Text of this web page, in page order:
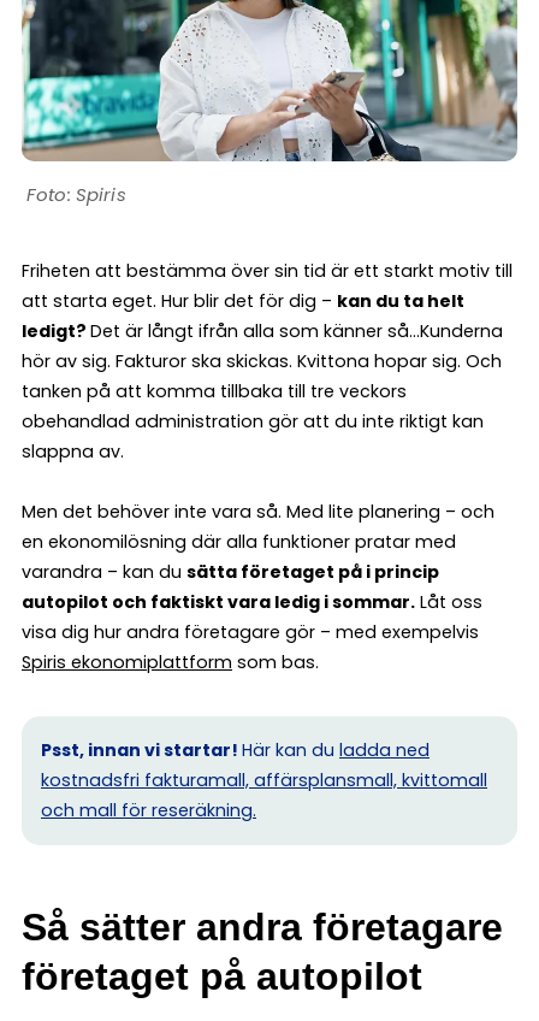
Spiris
Friheten att bestämma över sin tid är ett starkt motiv till
att starta eget. Hur blir det för dig – kan du ta helt
ledigt? Det är långt ifrån alla som känner så…Kunderna
hör av sig. Fakturor ska skickas. Kvittona hopar sig. Och
tanken på att komma tillbaka till tre veckors
obehandlad administration gör att du inte riktigt kan
slappna av.
Men det behöver inte vara så. Med lite planering – och
en ekonomilösning där alla funktioner pratar med
varandra – kan du sätta företaget på i princip
autopilot och faktiskt vara ledig i sommar. Låt oss
visa dig hur andra företagare gör – med exempelvis
Spiris ekonomiplattform som bas.
Psst, innan vi startar! Här kan du ladda ned
kostnadsfri fakturamall, affärsplansmall, kvittomall
och mall för reseräkning.
Så sätter andra företagare
företaget på autopilot